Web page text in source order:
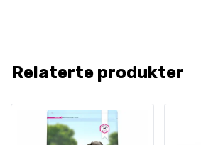
Relaterte produkter